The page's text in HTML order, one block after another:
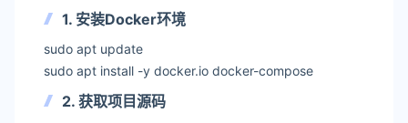
1. 安装Docker环境
sudo apt update
sudo apt install -y docker.io docker-compose
2. 获取项目源码